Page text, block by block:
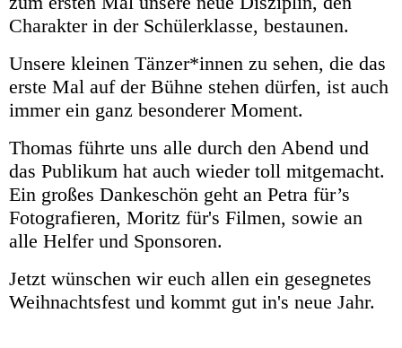
Charakter in der Schülerklasse, bestaunen.
Unsere kleinen Tänzer*innen zu sehen, die das
erste Mal auf der Bühne stehen dürfen, ist auch
immer ein ganz besonderer Moment.
Thomas führte uns alle durch den Abend und
das Publikum hat auch wieder toll mitgemacht.
Ein großes Dankeschön geht an Petra für’s
Fotografieren, Moritz für's Filmen, sowie an
alle Helfer und Sponsoren.
Jetzt wünschen wir euch allen ein gesegnetes
Weihnachtsfest und kommt gut in's neue Jahr.